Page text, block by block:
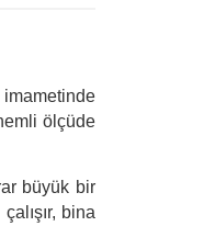
ölçüde
büyük bir
bina